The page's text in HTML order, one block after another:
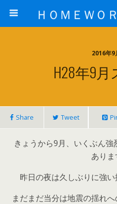
2016年9
H28年9
Share Tweet
きょうから9月、いくぶん
ありま
昨日の夜は久しぶりに強
まだまだ当分は地震の揺れ